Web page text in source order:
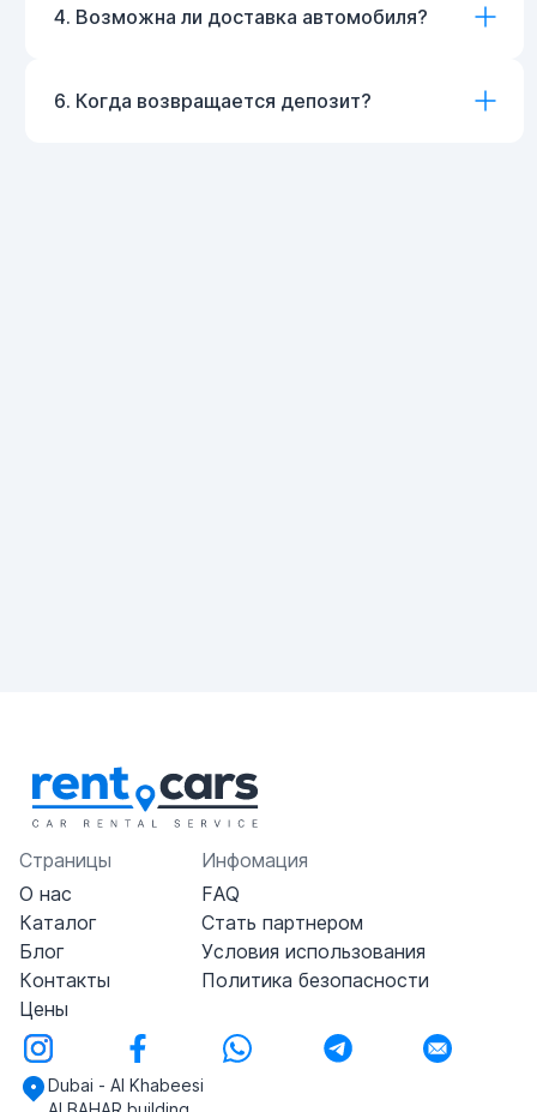
4. Возможна ли доставка автомобиля?
6. Когда возвращается депозит?
Страницы
О нас
Каталог
Блог
Контакты
Цены
Инфомация
FAQ
Стать партнером
Условия использования
Политика безопасности
Dubai - Al Khabeesi